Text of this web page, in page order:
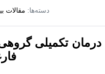
+
دسته‌ها: مقالات
درمان تکمیلی